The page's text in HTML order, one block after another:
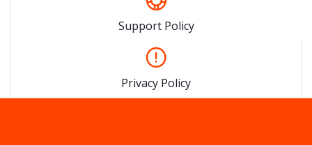
Support Policy
Privacy Policy